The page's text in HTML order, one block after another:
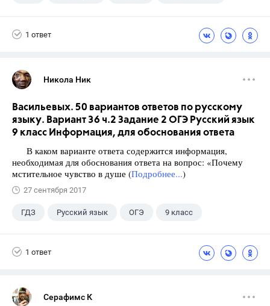
1 ответ
Никола Ник
Васильевых. 50 вариантов ответов по русскому
языку. Вариант 36 ч.2 Задание 2 ОГЭ Русский язык
9 класс Информация, для обоснования ответа
В каком варианте ответа содержится информация,
необходимая для обоснования ответа на вопрос: «Почему
мстительное чувство в душе (Подробнее...)
27 сентября 2017
ГДЗ Русский язык ОГЭ 9 класс
1 ответ
Серафимс К